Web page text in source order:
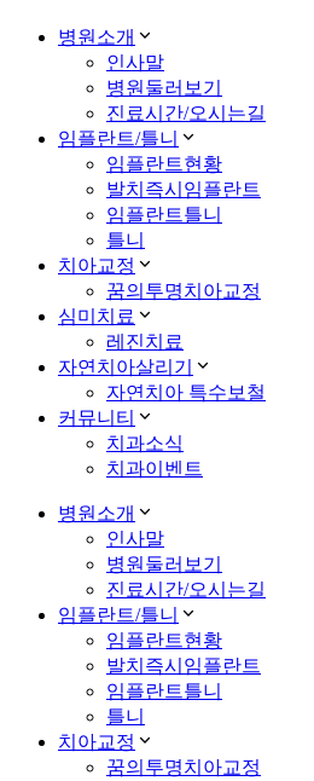
병원소개
인사말
병원둘러보기
진료시간/오시는길
임플란트/틀니
임플란트현황
발치즉시임플란트
임플란트틀니
틀니
치아교정
꿈의투명치아교정
심미치료
레진치료
자연치아살리기
자연치아 특수보철
커뮤니티
치과소식
치과이벤트
병원소개
인사말
병원둘러보기
진료시간/오시는길
임플란트/틀니
임플란트현황
발치즉시임플란트
임플란트틀니
틀니
치아교정
꿈의투명치아교정